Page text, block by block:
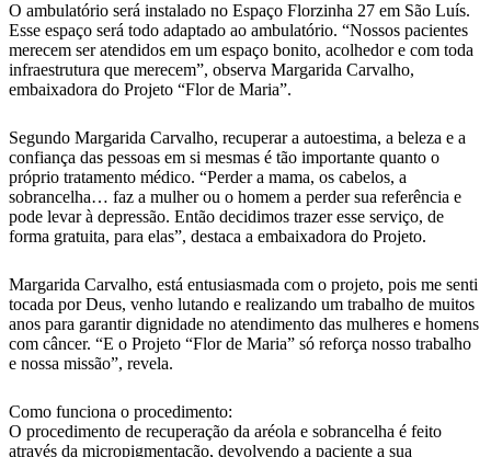
O ambulatório será instalado no Espaço Florzinha 27 em São Luís.
Esse espaço será todo adaptado ao ambulatório. “Nossos pacientes
merecem ser atendidos em um espaço bonito, acolhedor e com toda
infraestrutura que merecem”, observa Margarida Carvalho,
embaixadora do Projeto “Flor de Maria”.
Segundo Margarida Carvalho, recuperar a autoestima, a beleza e a
confiança das pessoas em si mesmas é tão importante quanto o
próprio tratamento médico. “Perder a mama, os cabelos, a
sobrancelha… faz a mulher ou o homem a perder sua referência e
pode levar à depressão. Então decidimos trazer esse serviço, de
forma gratuita, para elas”, destaca a embaixadora do Projeto.
Margarida Carvalho, está entusiasmada com o projeto, pois me senti
tocada por Deus, venho lutando e realizando um trabalho de muitos
anos para garantir dignidade no atendimento das mulheres e homens
com câncer. “E o Projeto “Flor de Maria” só reforça nosso trabalho
e nossa missão”, revela.
Como funciona o procedimento:
O procedimento de recuperação da aréola e sobrancelha é feito
através da micropigmentação, devolvendo a paciente a sua